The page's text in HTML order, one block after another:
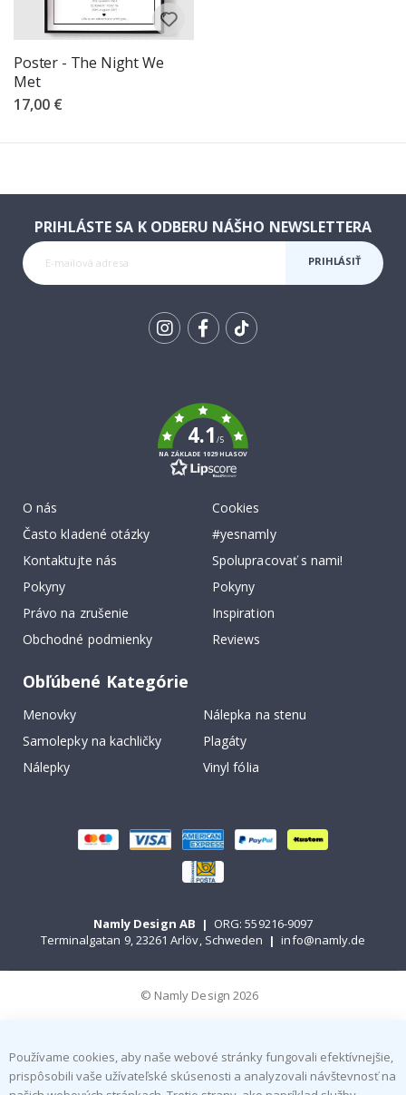
Poster - The Night We
Met
17,00 €
PRIHLÁSTE SA K ODBERU NÁŠHO NEWSLETTERA
PRIHLÁSIŤ
4.1/5
NA ZÁKLADE 1029 HLASOV
O nás
Často kladené otázky
Kontaktujte nás
Pokyny
Právo na zrušenie
Obchodné podmienky
Cookies
#yesnamly
Spolupracovať s nami!
Pokyny
Inspiration
Reviews
Obľúbené Kategórie
Menovky
Nálepka na stenu
Samolepky na kachličky
Plagáty
Nálepky
Vinyl fólia
Namly Design AB | ORG: 559216-9097
Terminalgatan 9, 23261 Arlöv, Schweden | info@namly.de
© Namly Design 2026
Používame cookies, aby naše webové stránky fungovali efektívnejšie,
prispôsobili vaše užívateľské skúsenosti a analyzovali návštevnosť na